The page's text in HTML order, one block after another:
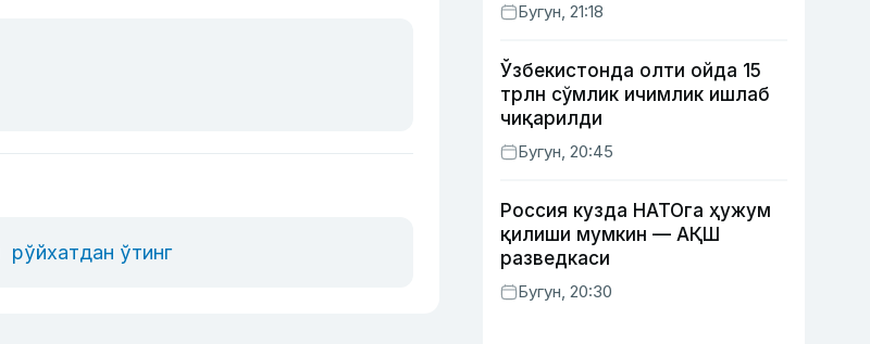
рўйхатдан ўтинг
Бугун, 21:18
Ўзбекистонда олти ойда 15
трлн сўмлик ичимлик ишлаб
чиқарилди
Бугун, 20:45
Россия кузда НАТОга ҳужум
қилиши мумкин — АҚШ
разведкаси
Бугун, 20:30